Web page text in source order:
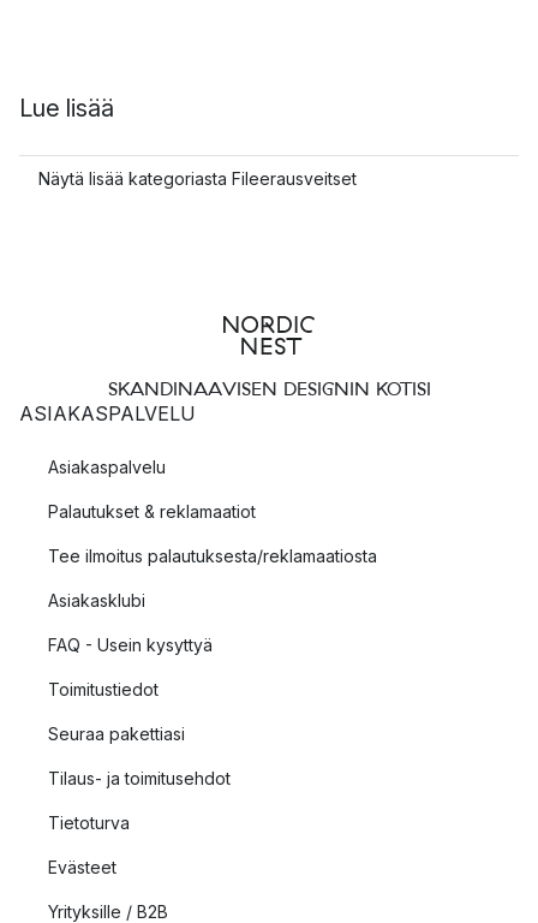
Lue lisää
Näytä lisää kategoriasta Fileerausveitset
SKANDINAAVISEN DESIGNIN KOTISI
ASIAKASPALVELU
Asiakaspalvelu
Palautukset & reklamaatiot
Tee ilmoitus palautuksesta/reklamaatiosta
Asiakasklubi
FAQ - Usein kysyttyä
Toimitustiedot
Seuraa pakettiasi
Tilaus- ja toimitusehdot
Tietoturva
Evästeet
Yrityksille / B2B